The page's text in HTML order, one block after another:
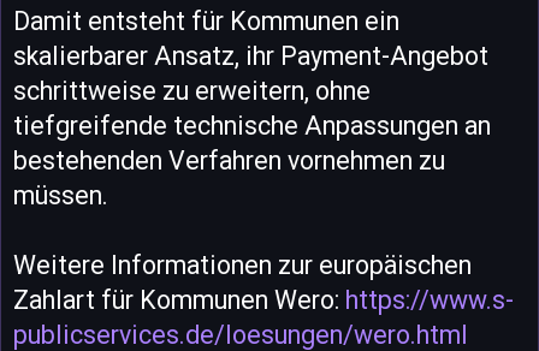
Damit entsteht für Kommunen ein
skalierbarer Ansatz, ihr Payment-Angebot
schrittweise zu erweitern, ohne
tiefgreifende technische Anpassungen an
bestehenden Verfahren vornehmen zu
müssen.
Weitere Informationen zur europäischen
Zahlart für Kommunen Wero: https://www.s-
publicservices.de/loesungen/wero.html